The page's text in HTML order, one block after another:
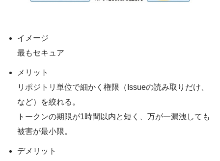
イメージ
最もセキュア
メリット
リポジトリ単位で細かく権限（Issueの読み取りだけ、
など）を絞れる。
トークンの期限が1時間以内と短く、万が一漏洩しても
被害が最小限。
デメリット